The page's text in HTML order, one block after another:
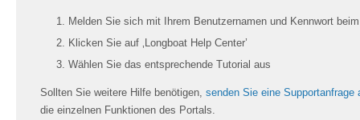
Melden Sie sich mit Ihrem Benutzernamen und Kennwort
Klicken Sie auf ‚Longboat Help Center’
Wählen Sie das entsprechende Tutorial aus
Sollten Sie weitere Hilfe benötigen, senden Sie eine Supportanfrage
die einzelnen Funktionen des Portals.